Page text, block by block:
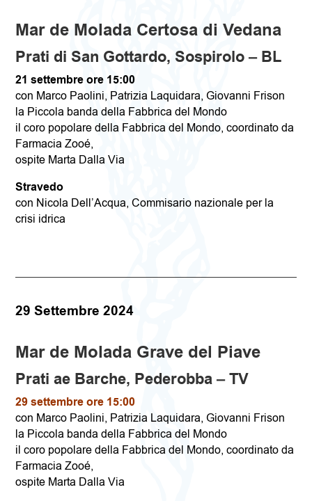
Mar de Molada Certosa di Vedana
Prati di San Gottardo, Sospirolo – BL
21 settembre ore 15:00
con Marco Paolini, Patrizia Laquidara, Giovanni Frison
la Piccola banda della Fabbrica del Mondo
il coro popolare della Fabbrica del Mondo, coordinato da
Farmacia Zooé,
ospite Marta Dalla Via
Stravedo
con Nicola Dell’Acqua, Commisario nazionale per la
crisi idrica
29 Settembre 2024
Mar de Molada Grave del Piave
Prati ae Barche, Pederobba – TV
29 settembre ore 15:00
con Marco Paolini, Patrizia Laquidara, Giovanni Frison
la Piccola banda della Fabbrica del Mondo
il coro popolare della Fabbrica del Mondo, coordinato da
Farmacia Zooé,
ospite Marta Dalla Via